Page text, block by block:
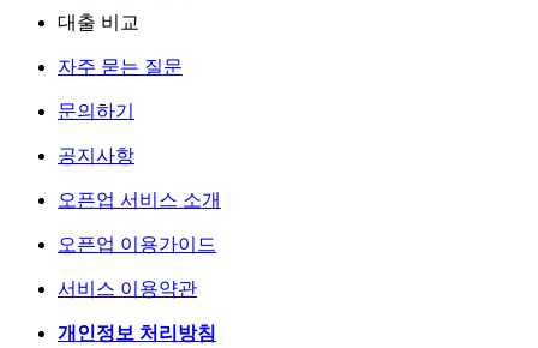
대출 비교
자주 묻는 질문
문의하기
공지사항
오픈업 서비스 소개
오픈업 이용가이드
서비스 이용약관
개인정보 처리방침